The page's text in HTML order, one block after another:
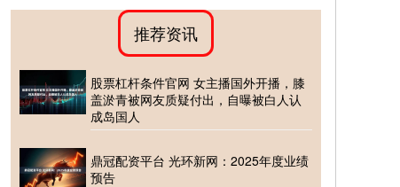
推荐资讯
股票杠杆条件官网 女主播国外开播，膝
盖淤青被网友质疑付出，自曝被白人认
成岛国人
鼎冠配资平台 光环新网：2025年度业绩
预告